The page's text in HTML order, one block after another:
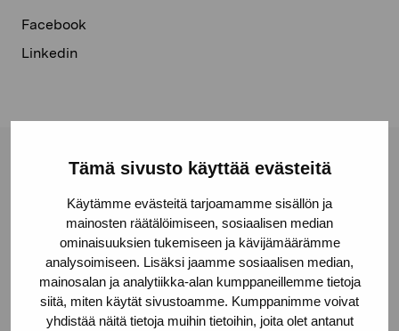
Tämä sivusto käyttää evästeitä
Käytämme evästeitä tarjoamamme sisällön ja
mainosten räätälöimiseen, sosiaalisen median
ominaisuuksien tukemiseen ja kävijämäärämme
analysoimiseen. Lisäksi jaamme sosiaalisen median,
mainosalan ja analytiikka-alan kumppaneillemme tietoja
siitä, miten käytät sivustoamme. Kumppanimme voivat
yhdistää näitä tietoja muihin tietoihin, joita olet antanut
Facebook
Linkedin
Pro Artibus -säätiö
Kustaa Vaasan katu 11
10600 Tammisaari
proartibus@proartibus.fi
+358 (0)50 371 6339